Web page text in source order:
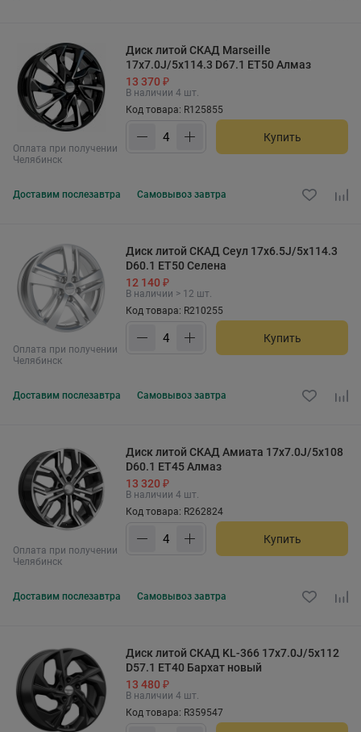
Оплата при получении
Челябинск
Диск литой СКАД Marseille
17x7.0J/5x114.3 D67.1 ET50 Алмаз
13 370 ₽
В наличии 4 шт.
Код товара: R125855
Купить
Доставим послезавтра Самовывоз завтра
Оплата при получении
Челябинск
Диск литой СКАД Сеул 17x6.5J/5x114.3
D60.1 ET50 Селена
12 140 ₽
В наличии > 12 шт.
Код товара: R210255
Купить
Доставим послезавтра Самовывоз завтра
Оплата при получении
Челябинск
Диск литой СКАД Амиата 17x7.0J/5x108
D60.1 ET45 Алмаз
13 320 ₽
В наличии 4 шт.
Код товара: R262824
Купить
Доставим послезавтра Самовывоз завтра
Диск литой СКАД KL-366 17x7.0J/5x112
D57.1 ET40 Бархат новый
13 480 ₽
В наличии 4 шт.
Код товара: R359547